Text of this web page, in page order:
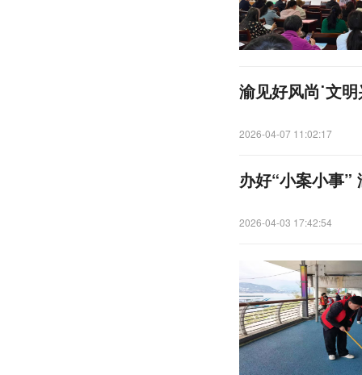
渝见好风尚˙文
2026-04-07 11:02:17
办好“小案小事
2026-04-03 17:42:54